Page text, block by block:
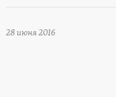
28 июня 2016